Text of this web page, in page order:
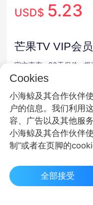
USD$ 5.23
芒果TV VIP会
官方直充 · 30天保价 ·
商品规格
VIP
商品面额
Cookies
小海鲸及其合作伙伴
户的信息。我们利用
容、广告以及其他服
小海鲸及其合作伙伴
制”或者在页脚的
全部接受